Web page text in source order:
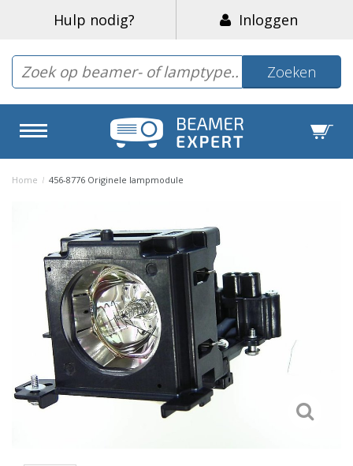
Hulp nodig? Inloggen
Zoeken
Home / 456-8776 Originele lampmodule